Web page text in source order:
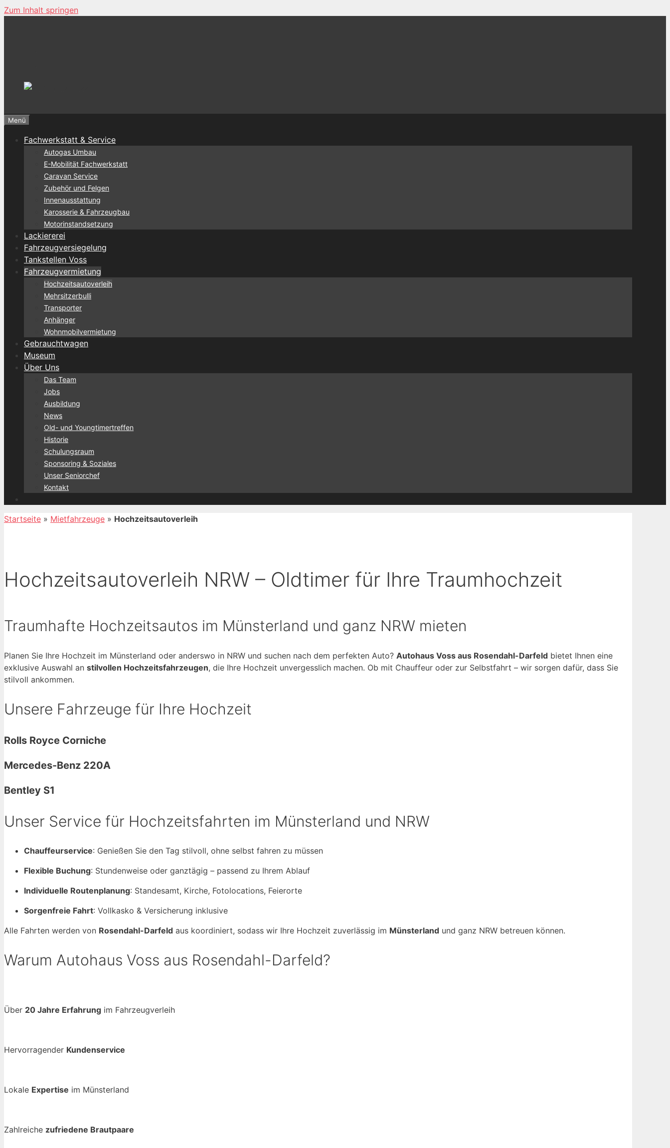
Zum Inhalt springen
Menü
Fachwerkstatt & Service
Autogas Umbau
E-Mobilität Fachwerkstatt
Caravan Service
Zubehör und Felgen
Innenausstattung
Karosserie & Fahrzeugbau
Motorinstandsetzung
Lackiererei
Fahrzeugversiegelung
Tankstellen Voss
Fahrzeugvermietung
Hochzeitsautoverleih
Mehrsitzerbulli
Transporter
Anhänger
Wohnmobilvermietung
Gebrauchtwagen
Museum
Über Uns
Das Team
Jobs
Ausbildung
News
Old- und Youngtimertreffen
Historie
Schulungsraum
Sponsoring & Soziales
Unser Seniorchef
Kontakt
Startseite » Mietfahrzeuge » Hochzeitsautoverleih
Hochzeitsautoverleih NRW – Oldtimer für Ihre Traumhochzeit
Traumhafte Hochzeitsautos im Münsterland und ganz NRW mieten
Planen Sie Ihre Hochzeit im Münsterland oder anderswo in NRW und suchen nach dem perfekten Auto? Autohaus Voss aus Rosendahl-Darfeld bietet Ihnen eine
exklusive Auswahl an stilvollen Hochzeitsfahrzeugen, die Ihre Hochzeit unvergesslich machen. Ob mit Chauffeur oder zur Selbstfahrt – wir sorgen dafür, dass Sie
stilvoll ankommen.
Unsere Fahrzeuge für Ihre Hochzeit
Rolls Royce Corniche
Mercedes-Benz 220A
Bentley S1
Unser Service für Hochzeitsfahrten im Münsterland und NRW​
Chauffeurservice: Genießen Sie den Tag stilvoll, ohne selbst fahren zu müssen
Flexible Buchung: Stundenweise oder ganztägig – passend zu Ihrem Ablauf
Individuelle Routenplanung: Standesamt, Kirche, Fotolocations, Feierorte
Sorgenfreie Fahrt: Vollkasko & Versicherung inklusive
Alle Fahrten werden von Rosendahl-Darfeld aus koordiniert, sodass wir Ihre Hochzeit zuverlässig im Münsterland und ganz NRW betreuen können.
Warum Autohaus Voss aus Rosendahl-Darfeld?
Über 20 Jahre Erfahrung im Fahrzeugverleih
Hervorragender Kundenservice
Lokale Expertise im Münsterland
Zahlreiche zufriedene Brautpaare